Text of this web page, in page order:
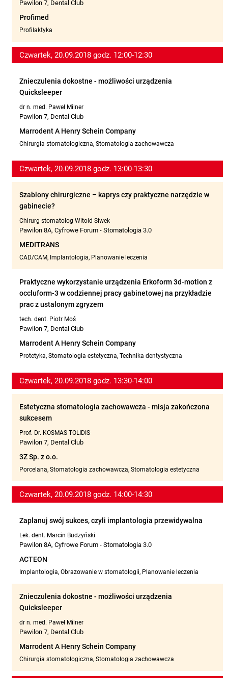
Pawilon 7, Dental Club
Profimed
Profilaktyka
Czwartek, 20.09.2018 godz. 12:00-12:30
Znieczulenia dokostne - możliwości urządzenia
Quicksleeper
dr n. med. Paweł Milner
Pawilon 7, Dental Club
Marrodent A Henry Schein Company
Chirurgia stomatologiczna, Stomatologia zachowawcza
Czwartek, 20.09.2018 godz. 13:00-13:30
Szablony chirurgiczne – kaprys czy praktyczne narzędzie w
gabinecie?
Chirurg stomatolog Witold Siwek
Pawilon 8A, Cyfrowe Forum - Stomatologia 3.0
MEDITRANS
CAD/CAM, Implantologia, Planowanie leczenia
Praktyczne wykorzystanie urządzenia Erkoform 3d-motion z
occluform-3 w codziennej pracy gabinetowej na przykładzie
prac z ustalonym zgryzem
tech. dent. Piotr Moś
Pawilon 7, Dental Club
Marrodent A Henry Schein Company
Protetyka, Stomatologia estetyczna, Technika dentystyczna
Czwartek, 20.09.2018 godz. 13:30-14:00
Estetyczna stomatologia zachowawcza - misja zakończona
sukcesem
Prof. Dr. KOSMAS TOLIDIS
Pawilon 7, Dental Club
3Z Sp. z o.o.
Porcelana, Stomatologia zachowawcza, Stomatologia estetyczna
Czwartek, 20.09.2018 godz. 14:00-14:30
Zaplanuj swój sukces, czyli implantologia przewidywalna
Lek. dent. Marcin Budzyński
Pawilon 8A, Cyfrowe Forum - Stomatologia 3.0
ACTEON
Implantologia, Obrazowanie w stomatologii, Planowanie leczenia
Znieczulenia dokostne - możliwości urządzenia
Quicksleeper
dr n. med. Paweł Milner
Pawilon 7, Dental Club
Marrodent A Henry Schein Company
Chirurgia stomatologiczna, Stomatologia zachowawcza